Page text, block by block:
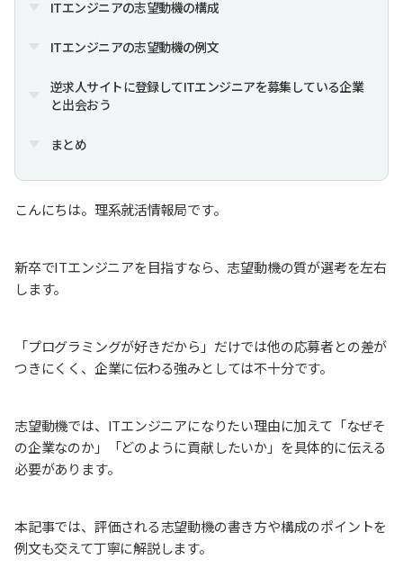
ITエンジニアの志望動機の構成
ITエンジニアの志望動機の例文
逆求人サイトに登録してITエンジニアを募集している企業
と出会おう
まとめ
こんにちは。理系就活情報局です。
新卒でITエンジニアを目指すなら、志望動機の質が選考を左右
します。
「プログラミングが好きだから」だけでは他の応募者との差が
つきにくく、企業に伝わる強みとしては不十分です。
志望動機では、ITエンジニアになりたい理由に加えて「なぜそ
の企業なのか」「どのように貢献したいか」を具体的に伝える
必要があります。
本記事では、評価される志望動機の書き方や構成のポイントを
例文も交えて丁寧に解説します。